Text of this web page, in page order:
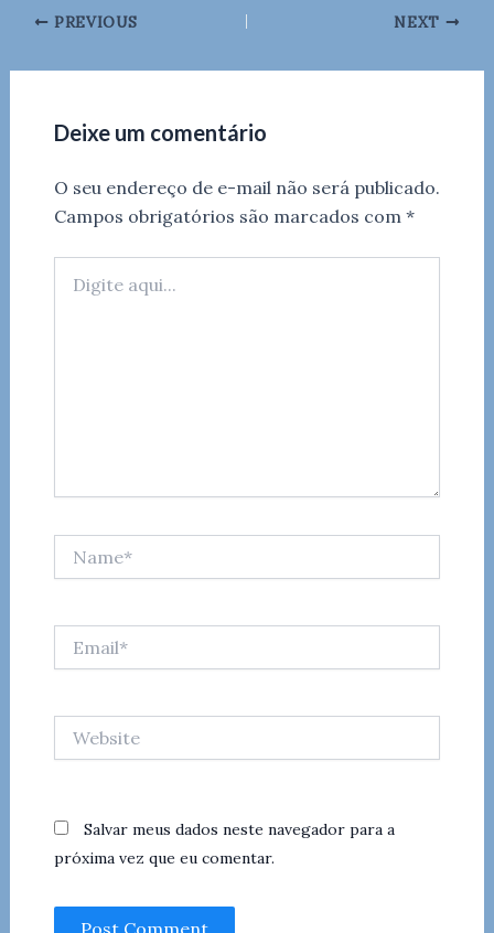
PREVIOUS NEXT
Deixe um comentário
O seu endereço de e-mail não será publicado.
Campos obrigatórios são marcados com *
aqui...
Salvar meus dados neste navegador para a
próxima vez que eu comentar.